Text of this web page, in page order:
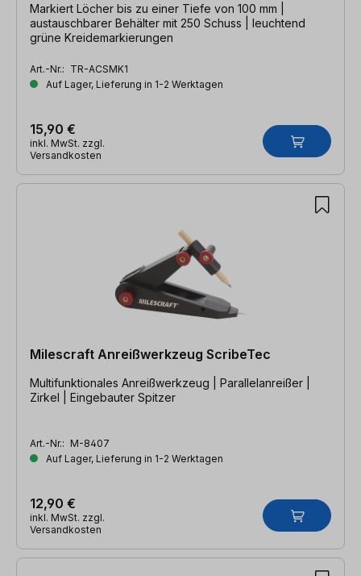
Markiert Löcher bis zu einer Tiefe von 100 mm |
austauschbarer Behälter mit 250 Schuss | leuchtend
grüne Kreidemarkierungen
Art.-Nr.: TR-ACSMK1
Auf Lager, Lieferung in 1-2 Werktagen
15,90 €
inkl. MwSt. zzgl.
Versandkosten
Milescraft Anreißwerkzeug ScribeTec
Multifunktionales Anreißwerkzeug | Parallelanreißer |
Zirkel | Eingebauter Spitzer
Art.-Nr.: M-8407
Auf Lager, Lieferung in 1-2 Werktagen
12,90 €
inkl. MwSt. zzgl.
Versandkosten